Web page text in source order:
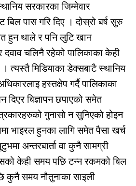
सरकारका जिम्मेवार
बिल पास गरि दिए । दोस्रो बर्ष सुरु
हुन थाले र पनि लुटि खान
दवाव चलिनै रहेको पालिकाका केही
त्यस्तै मिडियाका डेक्सबाटै स्थानिय
हस्तक्षेप गर्दै पालिकाका
बिज्ञापन छपाएको समेत
गुनासो न सुनिएको होइन
भाइरल हुनका लागि समेत पैसा खर्च
अन्तरबार्ता वा कुनै सामग्री
केही समय पछि टन्न रकमको बिल
कुनै समय नौतुनाका साइली